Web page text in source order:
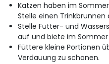
Katzen haben im
Stelle einen Trinkbrunnen
Stelle Futter- und
auf und biete im
Füttere kleine Portionen
Verdauung zu schonen.